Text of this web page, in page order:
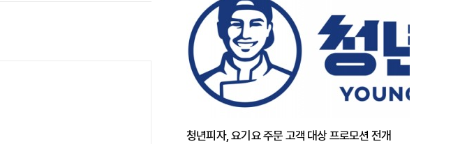
청년피자, 요기요 주문 고객 대상 프로모션 전개